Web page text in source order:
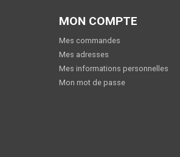
MON COMPTE
Mes commandes
Mes adresses
Mes informations personnelles
Mon mot de passe